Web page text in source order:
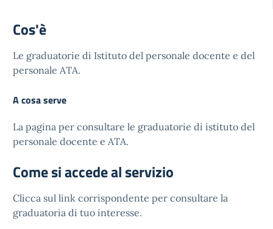
Cos'è
Le graduatorie di Istituto del personale docente e del
personale ATA.
A cosa serve
La pagina per consultare le graduatorie di istituto del
personale docente e ATA.
Come si accede al servizio
Clicca sul link corrispondente per consultare la
graduatoria di tuo interesse.